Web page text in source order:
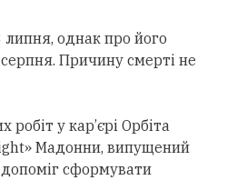
однак про його
Причину смерті не
у кар’єрі Орбіта
Мадонни, випущений
сформувати